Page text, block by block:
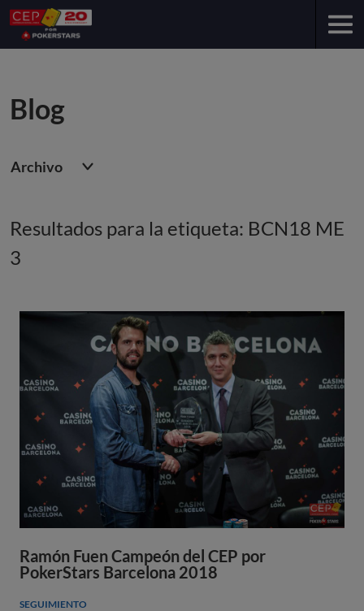
Blog
Archivo
Resultados para la etiqueta: BCN18 ME
3
Ramón Fuen Campeón del CEP por
PokerStars Barcelona 2018
SEGUIMIENTO